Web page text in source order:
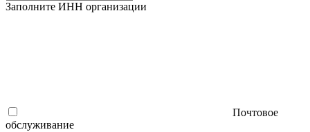
Заполните ИНН организации
Почтовое
обслуживание